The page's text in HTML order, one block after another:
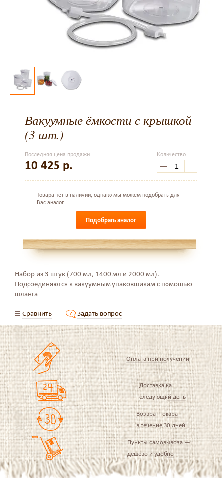
Вакуумные ёмкости с крышкой
(3 шт.)
Последняя цена продажи
10 425 р.
Количество
Товара нет в наличии, однако мы можем подобрать для
Вас аналог
Подобрать аналог
Набор из 3 штук (700 мл, 1400 мл и 2000 мл).
Подсоединяются к вакуумным упаковщикам с помощью
шланга
Сравнить Задать вопрос
Оплата при получении
Доставка на
следующий день
Возврат товара
в течение 30 дней
Пункты самовывоза —
дешево и удобно